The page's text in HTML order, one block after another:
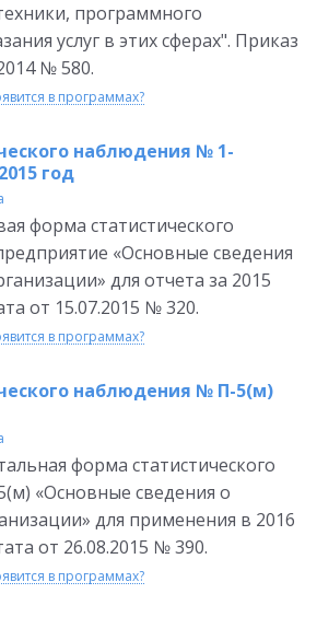
программного
услуг в этих сферах". Приказ
№ 580.
в программах?
наблюдения № 1-
год
форма статистического
«Основные сведения
для отчета за 2015
от 15.07.2015 № 320.
в программах?
наблюдения № П-5(м)
форма статистического
«Основные сведения о
для применения в 2016
от 26.08.2015 № 390.
в программах?